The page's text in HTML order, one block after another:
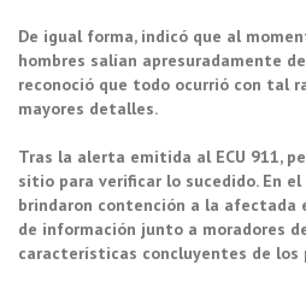
De igual forma, indicó que al
hombres salían apresuradamente
reconoció que todo ocurrió con tal
mayores detalles.
Tras la alerta emitida al ECU 911,
sitio para verificar lo sucedido. En
brindaron contención a la afectada
de información junto a moradores
características concluyentes de los